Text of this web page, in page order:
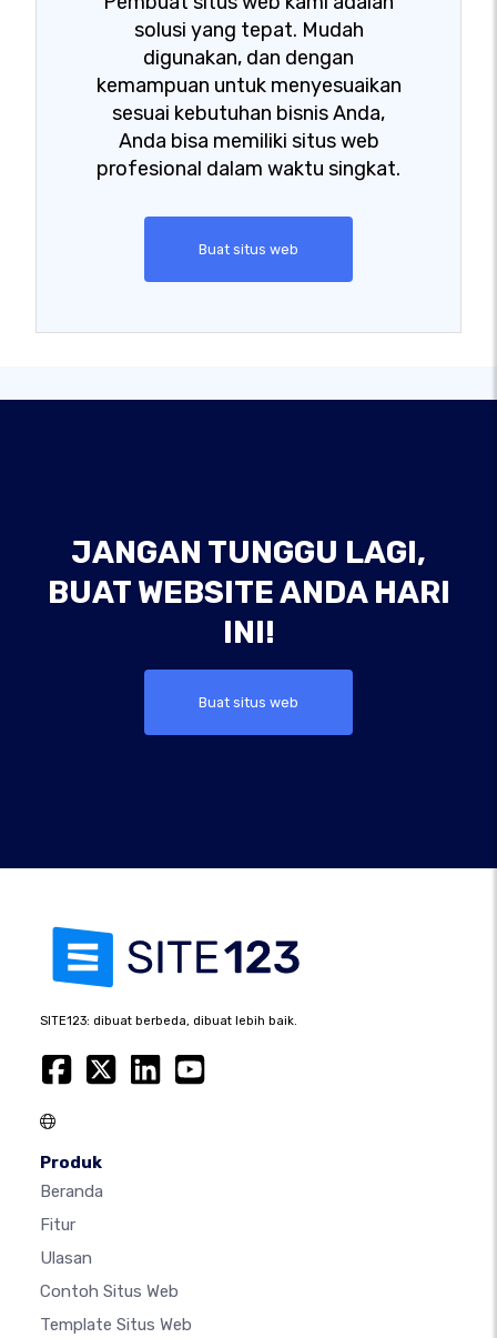
solusi yang tepat. Mudah
digunakan, dan dengan
kemampuan untuk menyesuaikan
sesuai kebutuhan bisnis Anda,
Anda bisa memiliki situs web
profesional dalam waktu singkat.
Buat situs web
JANGAN TUNGGU LAGI,
BUAT WEBSITE ANDA HARI
INI!
Buat situs web
SITE123: dibuat berbeda, dibuat lebih baik.
Produk
Beranda
Fitur
Ulasan
Contoh Situs Web
Template Situs Web